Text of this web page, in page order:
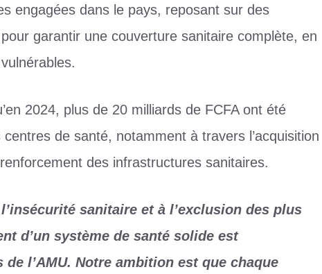
engagées dans le pays, reposant sur des
garantir une couverture sanitaire complète, en
2024, plus de 20 milliards de FCFA ont été
centres de santé, notamment à travers l’acquisition
des infrastructures sanitaires.
sanitaire et à l’exclusion des plus
d’un système de santé solide est
l’AMU. Notre ambition est que chaque